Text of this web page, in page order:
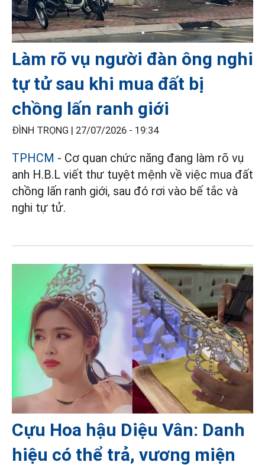
Làm rõ vụ người đàn ông nghi
tự tử sau khi mua đất bị
chồng lấn ranh giới
ĐÌNH TRỌNG | 27/07/2026 - 19:34
TPHCM - Cơ quan chức năng đang làm rõ vụ
anh H.B.L viết thư tuyệt mệnh về việc mua đất
chồng lấn ranh giới, sau đó rơi vào bế tắc và
nghi tự tử.
Cựu Hoa hậu Diệu Vân: Danh
hiệu có thể trả, vương miện